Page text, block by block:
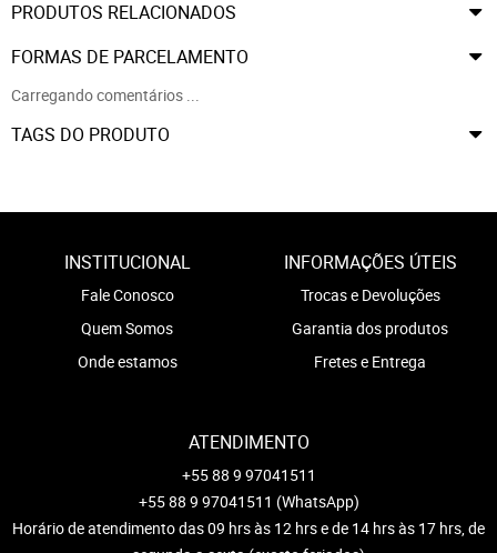
PRODUTOS RELACIONADOS
FORMAS DE PARCELAMENTO
Carregando comentários ...
TAGS DO PRODUTO
INSTITUCIONAL
Fale Conosco
Quem Somos
Onde estamos
INFORMAÇÕES ÚTEIS
Trocas e Devoluções
Garantia dos produtos
Fretes e Entrega
ATENDIMENTO
+55 88 9 97041511
+55 88 9 97041511 (WhatsApp)
Horário de atendimento das 09 hrs às 12 hrs e de 14 hrs às 17 hrs, de